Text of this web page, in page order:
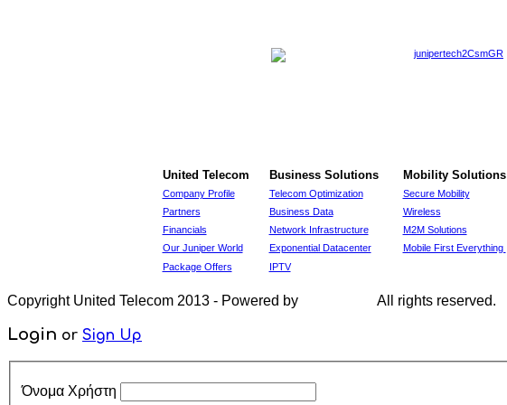
United Telecom Business Solutions Mobility Solutions
Company Profile Telecom Optimization Secure Mobility
Partners
Business Data Wireless
Financials
Network Infrastructure M2M Solutions
Our Juniper World
Exponential Datacenter Mobile First Everything
Package Offers
IPTV
Copyright United Telecom 2013 - Powered by All rights reserved.
Login or Sign Up
Όνομα Χρήστη